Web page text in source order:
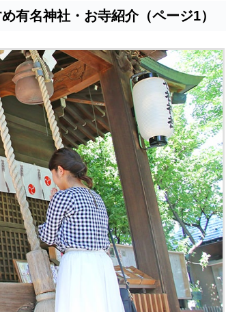
有名神社・お寺紹介（ページ1）